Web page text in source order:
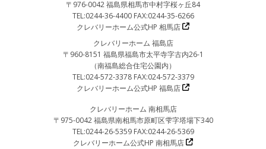
〒976-0042 福島県相馬市中村字桜ヶ丘84
TEL:0244-36-4400 FAX:0244-35-6266
クレバリーホーム公式HP 相馬店
クレバリーホーム 福島店
〒960-8151 福島県福島市太平寺字古内26-1
（南福島総合住宅公園内）
TEL:024-572-3378 FAX:024-572-3379
クレバリーホーム公式HP 福島店
クレバリーホーム 南相馬店
〒975-0042 福島県南相馬市原町区雫字塔場下340
TEL:0244-26-5359 FAX:0244-26-5369
クレバリーホーム公式HP 南相馬店